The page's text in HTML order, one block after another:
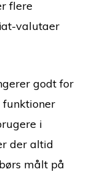
flere
valutaer
godt for
funktioner
i
der altid
målt på